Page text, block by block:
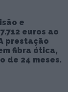
e
euros ao
prestação
fibra ótica,
de 24 meses.